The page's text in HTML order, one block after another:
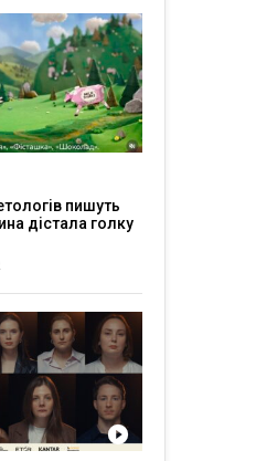
пишуть
дістала голку